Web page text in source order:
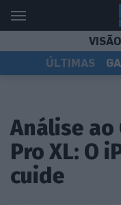
VISÃO
ÚLTIMAS
Análise ao
Pro XL: O
cuide